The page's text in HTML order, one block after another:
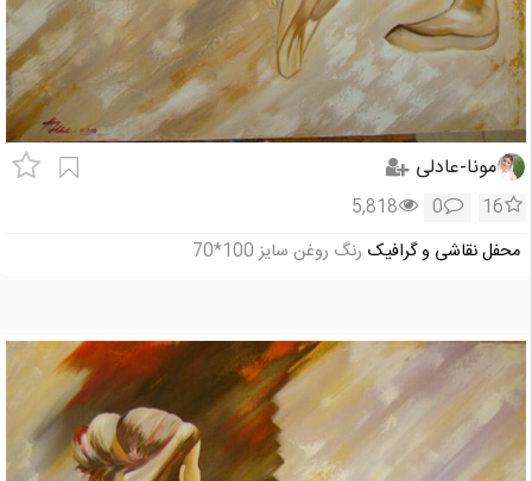
مونا-عادلی
16
0
5,818
محفل نقاشی و گرافیک رنگ روغن سایز 100*70